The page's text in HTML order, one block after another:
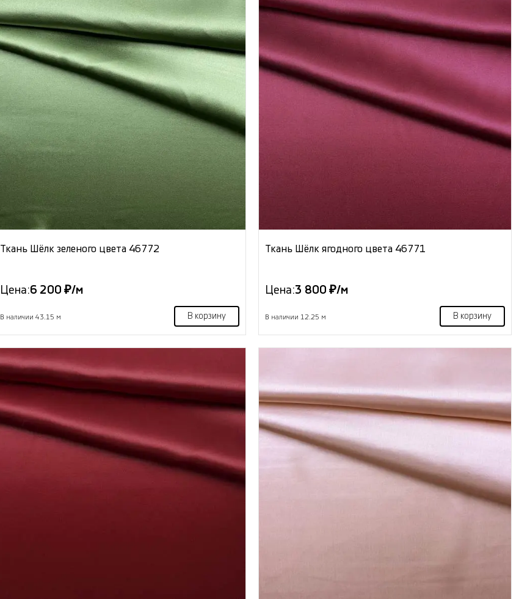
Ткань Шёлк зеленого цвета 46772
Цена:6 200 ₽/м
В наличии 43.15 м В корзину
Ткань Шёлк ягодного цвета 46771
Цена:3 800 ₽/м
В наличии 12.25 м В корзину